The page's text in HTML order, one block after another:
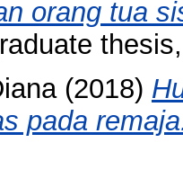
orang tua
(2018)
pada